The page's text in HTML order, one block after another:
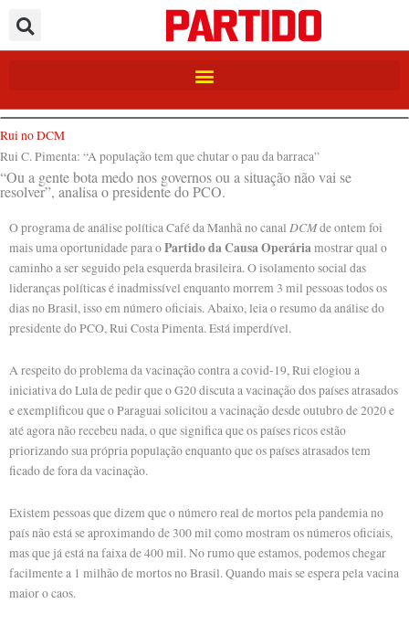
para
o
Rui no DCM
Rui C. Pimenta: “A população tem que chutar o pau da barraca”
“Ou a gente bota medo nos governos ou a situação não vai se
resolver”, analisa o presidente do PCO.
O programa de análise política Café da Manhã no canal DCMde ontem foi
mais uma oportunidade para oPartido da Causa Operáriamostrar qual o
caminho a ser seguido pela esquerda brasileira. O isolamento social das
lideranças políticas é inadmissível enquanto morrem 3 mil pessoas todos os
dias no Brasil, isso em número oficiais. Abaixo, leia o resumo da análise do
presidente do PCO, Rui Costa Pimenta. Está imperdível.
A respeito do problema da vacinação contra a covid-19, Rui elogiou a
iniciativa do Lula de pedir que o G20 discuta a vacinação dos países atrasados
e exemplificou que o Paraguai solicitou a vacinação desde outubro de 2020 e
até agora não recebeu nada, o que significa que os países ricos estão
priorizando sua própria população enquanto que os países atrasados tem
ficado de fora da vacinação.
Existem pessoas que dizem que o número real de mortos pela pandemia no
país não está se aproximando de 300 mil como mostram os números oficiais,
mas que já está na faixa de 400 mil. No rumo que estamos, podemos chegar
facilmente a 1 milhão de mortos no Brasil. Quando mais se espera pela vacina
maior o caos.